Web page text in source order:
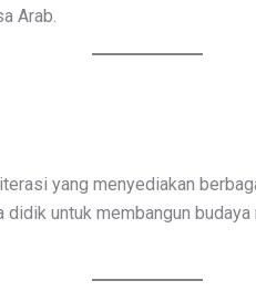
Arab.
yang menyediakan
untuk membangun